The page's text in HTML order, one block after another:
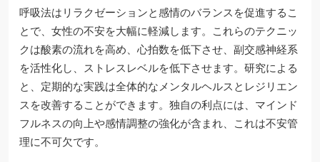
呼吸法はリラクゼーションと感情のバランスを促進するこ
とで、女性の不安を大幅に軽減します。これらのテクニッ
クは酸素の流れを高め、心拍数を低下させ、副交感神経系
を活性化し、ストレスレベルを低下させます。研究による
と、定期的な実践は全体的なメンタルヘルスとレジリエン
スを改善することができます。独自の利点には、マインド
フルネスの向上や感情調整の強化が含まれ、これは不安管
理に不可欠です。